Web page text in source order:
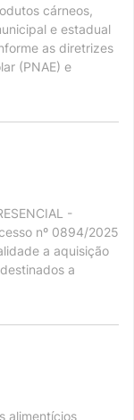
cárneos,
e estadual
as diretrizes
(PNAE) e
-
nº 0894/2025
a aquisição
a
alimentícios